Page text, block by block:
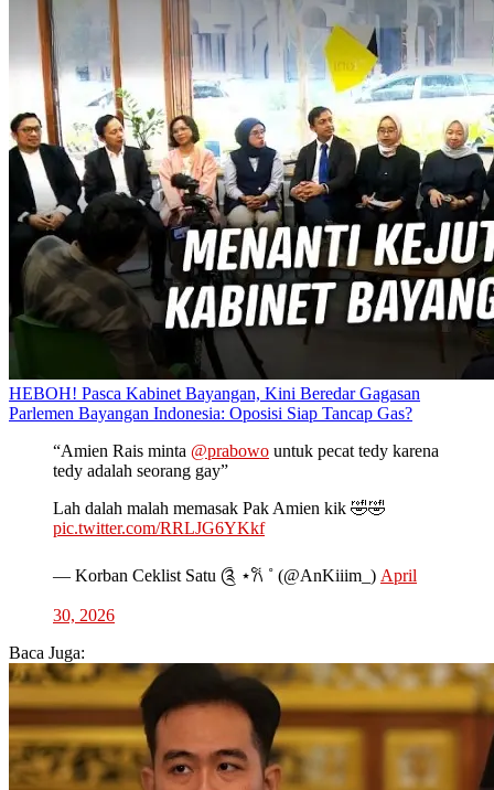
HEBOH! Pasca Kabinet Bayangan, Kini Beredar Gagasan
Parlemen Bayangan Indonesia: Oposisi Siap Tancap Gas?
“Amien Rais minta @prabowo untuk pecat tedy karena
tedy adalah seorang gay”
Lah dalah malah memasak Pak Amien kik 🤣🤣
pic.twitter.com/RRLJG6YKkf
— Korban Ceklist Satu ༊ ⋆𐙚 ˚ (@AnKiiim_) April
30, 2026
Baca Juga: